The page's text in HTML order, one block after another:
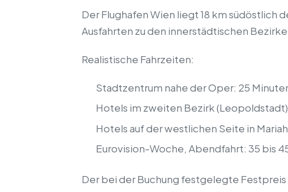
Der Flughafen Wien liegt 18 km südöstlich
Ausfahrten zu den innerstädtischen
Realistische Fahrzeiten:
Stadtzentrum nahe der Oper: 25
Hotels im zweiten Bezirk
Hotels auf der westlichen Seite in
Eurovision-Woche, Abendfahrt: 35 bis
Der bei der Buchung festgelegte